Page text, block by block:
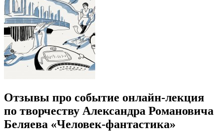
Отзывы про событие онлайн-лекция
по творчеству Александра Романовича
Беляева «Человек-фантастика»